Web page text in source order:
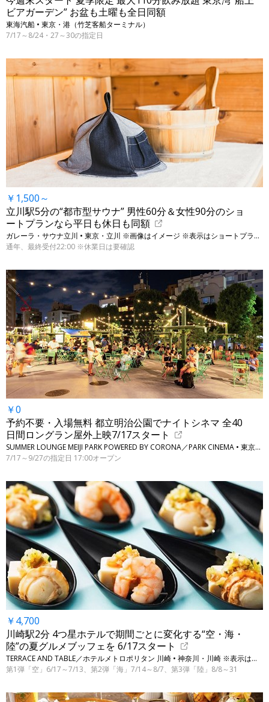
ビアガーデン” お盆も土曜も全日同額
東海汽船 • 東京・港（竹芝客船ターミナル）
7/17～8/24・27～30の指定日
￥1,500～
立川駅5分の“都市型サウナ” 男性60分＆女性90分のショ
ートプランなら平日も休日も同額
ガレーラ・サウナ立川 • 東京・立川 ※画像はイメージ ※表示はショートプランの料金
通年、最終受付22:00 ※休業日は要確認
￥0
予約不要・入場無料 都立明治公園でナイトシネマ 全40
日間ロングラン屋外上映7/17スタート
SUMMER LOUNGE MEIJI PARK POWERED BY CORONA／PARK CINEMA • 東京・新宿、渋谷（明治神宮外苑に隣接）
7/17～9/27の指定日 17:00オープン
￥4,700
川崎駅2分 4つ星ホテルで期間ごとに変化する“空・海・
陸”の夏グルメブッフェを 6/17スタート
TERRACE AND TABLE／ホテルメトロポリタン 川崎 • 神奈川・川崎 ※表示は平日ランチ料金です
第1弾「空」6/17～7/13、第2弾「海」7/14～8/7、第3弾「陸」8/8～31